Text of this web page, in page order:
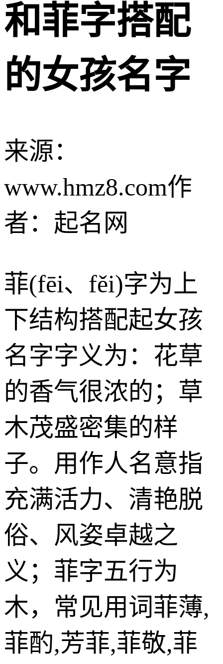
和菲字搭配
的女孩名字
来源：
www.hmz8.com作
者：起名网
菲(fēi、fěi)字为上
下结构搭配起女孩
名字字义为：花草
的香气很浓的；草
木茂盛密集的样
子。用作人名意指
充满活力、清艳脱
俗、风姿卓越之
义；菲字五行为
木，常见用词菲薄,
菲酌,芳菲,菲敬,菲